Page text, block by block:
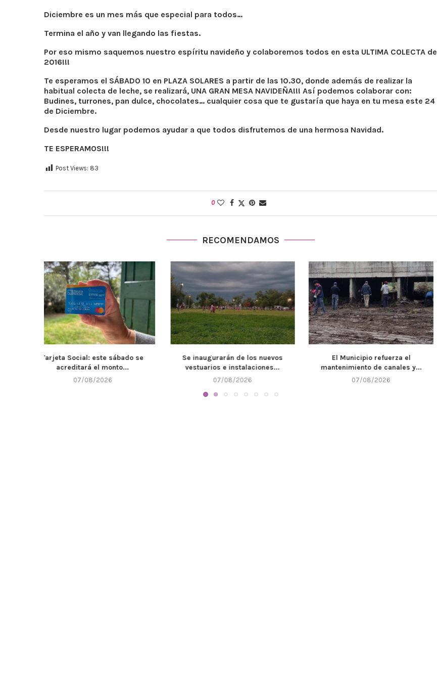
Diciembre es un mes más que especial para todos…
Termina el año y van llegando las fiestas.
Por eso mismo saquemos nuestro espíritu navideño y colaboremos todos en esta ULTIMA COLECTA de
2016!!!
Te esperamos el SÁBADO 10 en PLAZA SOLARES a partir de las 10.30, donde además de realizar la
habitual colecta de leche, se realizará, UNA GRAN MESA NAVIDEÑA!!! Así podemos colaborar con:
Budines, turrones, pan dulce, chocolates… cualquier cosa que te gustaría que haya en tu mesa este 24
de Diciembre.
Desde nuestro lugar podemos ayudar a que todos disfrutemos de una hermosa Navidad.
TE ESPERAMOS!!!
Post Views: 83
0
RECOMENDAMOS
Se inaugurarán de los nuevos
vestuarios e instalaciones...
07/08/2026
El Municipio refuerza el
mantenimiento de canales y...
07/08/2026
Llega un nuevo fin de semana y
Alta...
07/08/2026